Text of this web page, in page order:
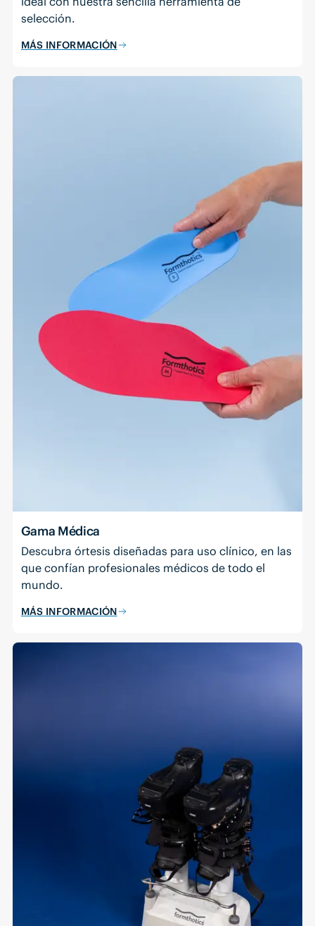
selección.
MÁS INFORMACIÓN
Gama Médica
Descubra órtesis diseñadas para uso clínico, en las
que confían profesionales médicos de todo el
mundo.
MÁS INFORMACIÓN